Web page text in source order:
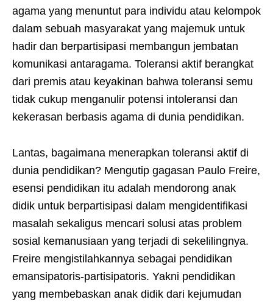
agama yang menuntut para individu atau kelompok
dalam sebuah masyarakat yang majemuk untuk
hadir dan berpartisipasi membangun jembatan
komunikasi antaragama. Toleransi aktif berangkat
dari premis atau keyakinan bahwa toleransi semu
tidak cukup menganulir potensi intoleransi dan
kekerasan berbasis agama di dunia pendidikan.
Lantas, bagaimana menerapkan toleransi aktif di
dunia pendidikan? Mengutip gagasan Paulo Freire,
esensi pendidikan itu adalah mendorong anak
didik untuk berpartisipasi dalam mengidentifikasi
masalah sekaligus mencari solusi atas problem
sosial kemanusiaan yang terjadi di sekelilingnya.
Freire mengistilahkannya sebagai pendidikan
emansipatoris-partisipatoris. Yakni pendidikan
yang membebaskan anak didik dari kejumudan